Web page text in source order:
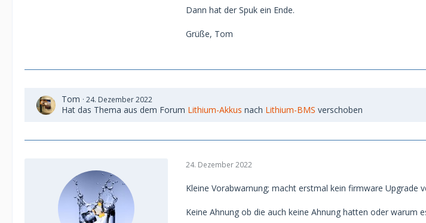
Dann hat der Spuk ein Ende.
Grüße, Tom
Tom 24. Dezember 2022
Hat das Thema aus dem Forum Lithium-Akkus nach Lithium-BMS verschoben
24. Dezember 2022
Kleine Vorabwarnung; macht erstmal kein firmware Upgrade
Keine Ahnung ob die auch keine Ahnung hatten oder warum